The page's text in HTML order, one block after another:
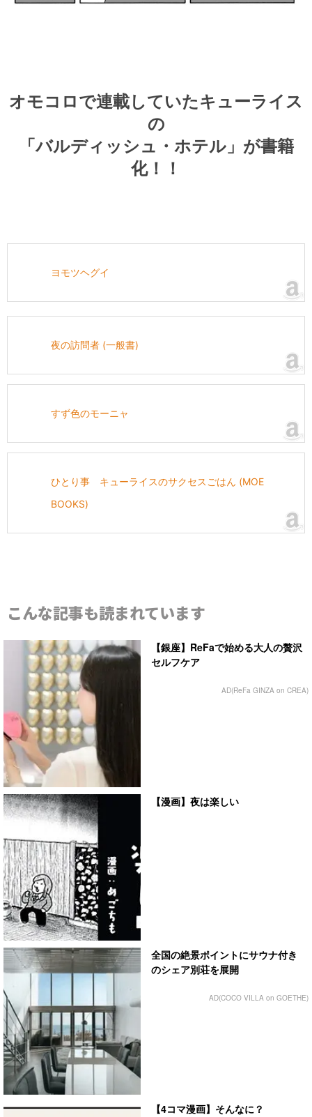
オモコロで連載していたキューライス
の
「バルディッシュ・ホテル」が書籍
化！！
ヨモツヘグイ
夜の訪問者 (一般書)
すず色のモーニャ
ひとり事 キューライスのサクセスごはん (MOE
BOOKS)
こんな記事も読まれています
【銀座】ReFaで始める大人の贅沢
セルフケア
AD(ReFa GINZA on CREA)
【漫画】夜は楽しい
全国の絶景ポイントにサウナ付き
のシェア別荘を展開
AD(COCO VILLA on GOETHE)
【4コマ漫画】そんなに？